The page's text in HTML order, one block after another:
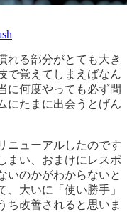
れる部分がとても大き
で覚えてしまえばなん
に何度やっても必ず間
にたまに出会うとげん
ニューアルしたのです
まい、おまけにレスポ
いのかがわからないと
大いに「使い勝手」
ち改善されると思いま